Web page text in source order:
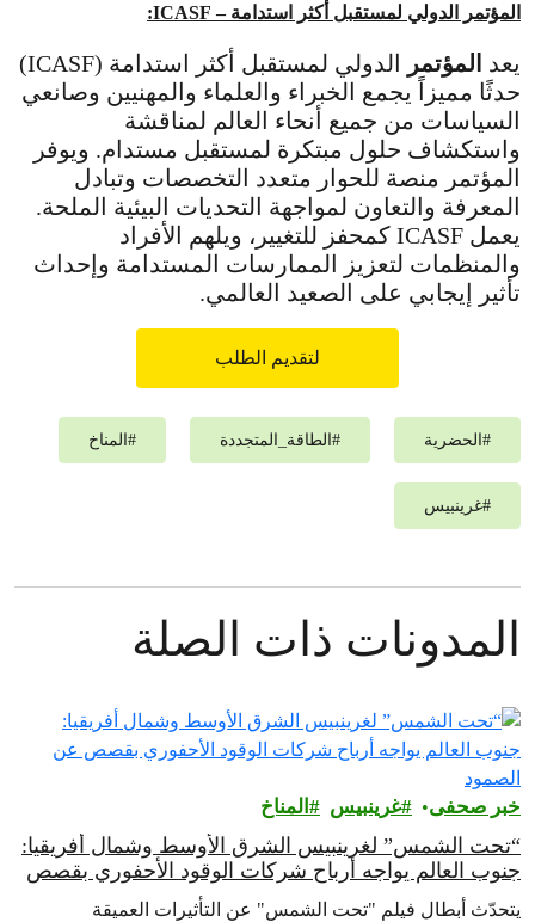
المؤتمر الدولي لمستقبل أكثر استدامة – ICASF:
يعد المؤتمر
الدولي لمستقبل أكثر استدامة (ICASF)
حدثًا مميزاً يجمع الخبراء والعلماء والمهنيين وصانعي
السياسات من جميع أنحاء العالم لمناقشة
واستكشاف حلول مبتكرة لمستقبل مستدام. ويوفر
المؤتمر منصة للحوار متعدد التخصصات وتبادل
المعرفة والتعاون لمواجهة التحديات البيئية الملحة.
يعمل ICASF كمحفز للتغيير، ويلهم الأفراد
والمنظمات لتعزيز الممارسات المستدامة وإحداث
تأثير إيجابي على الصعيد العالمي.
لتقديم الطلب
# الحضرية # الطاقة_المتجددة # المناخ
#غرينبيس‎
المدونات ذات الصلة
خبر صحفى غرينبيس‎ المناخ
“تحت الشمس” لغرينبيس الشرق الأوسط وشمال أفريقيا:
جنوب العالم يواجه أرباح شركات الوقود الأحفوري بقصص
عن الصمود
يتحدّث أبطال فيلم "تحت الشمس" عن التأثيرات العميقة